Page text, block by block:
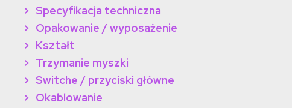
Specyfikacja techniczna
Opakowanie / wyposażenie
Kształt
Trzymanie myszki
Switche / przyciski główne
Okablowanie